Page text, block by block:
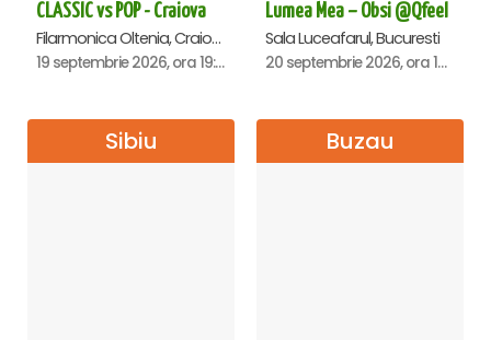
CLASSIC vs POP - Craiova
Filarmonica Oltenia, Craiova
19 septembrie 2026, ora 19:00
Lumea Mea – Obsi @Qfeel
Sala Luceafarul, Bucuresti
20 septembrie 2026, ora 12:30
Sibiu Buzau